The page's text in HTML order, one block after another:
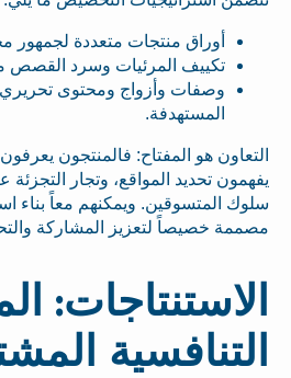
أوراق منتجات متعددة لجمهور
تكييف المرئيات وسرد القصص
وصفات وأزواج ومحتوى تحريري
المستهدفة.
التعاون هو المفتاح: فالمنتجون
يفهمون تحديد المواقع، وتجار التجزئة
سلوك المتسوقين. ويمكنهم معاً بناء
مصممة خصيصاً لتعزيز المشاركة
الاستنتاجات:
التنافسية